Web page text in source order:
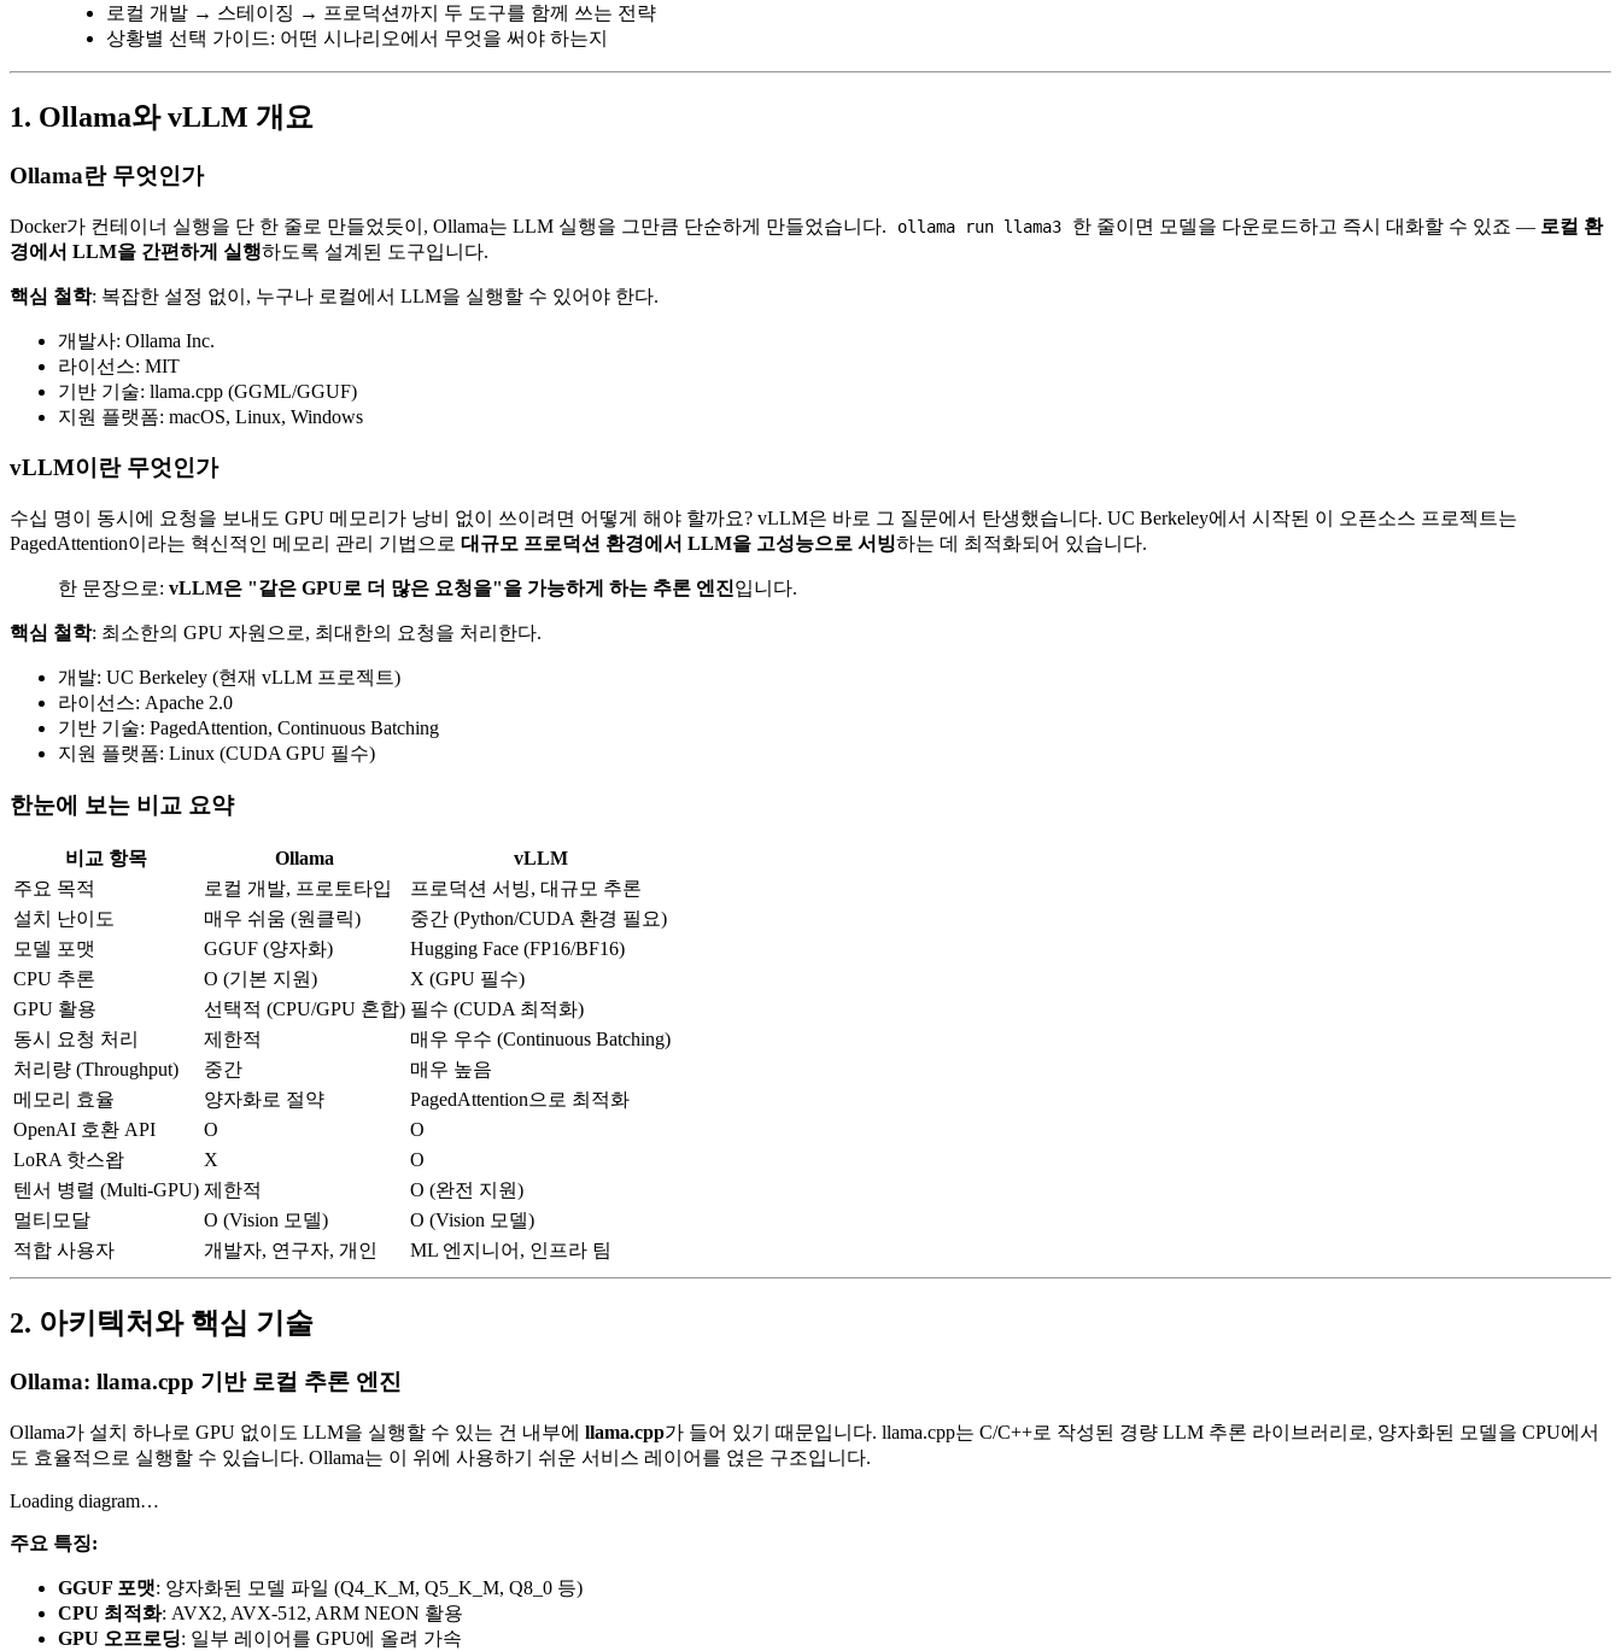
로컬 개발 → 스테이징 → 프로덕션까지 두 도구를 함께 쓰는 전략
상황별 선택 가이드: 어떤 시나리오에서 무엇을 써야 하는지
1. Ollama와 vLLM 개요
Ollama란 무엇인가
Docker가 컨테이너 실행을 단 한 줄로 만들었듯이, Ollama는 LLM 실행을 그만큼 단순하게 만들었습니다. ollama run llama3 한 줄이면 모델을 다운로드하고 즉시 대화할 수 있죠 — 로컬 환
경에서 LLM을 간편하게 실행하도록 설계된 도구입니다.
핵심 철학: 복잡한 설정 없이, 누구나 로컬에서 LLM을 실행할 수 있어야 한다.
개발사: Ollama Inc.
라이선스: MIT
기반 기술: llama.cpp (GGML/GGUF)
지원 플랫폼: macOS, Linux, Windows
vLLM이란 무엇인가
수십 명이 동시에 요청을 보내도 GPU 메모리가 낭비 없이 쓰이려면 어떻게 해야 할까요? vLLM은 바로 그 질문에서 탄생했습니다. UC Berkeley에서 시작된 이 오픈소스 프로젝트는
PagedAttention이라는 혁신적인 메모리 관리 기법으로 대규모 프로덕션 환경에서 LLM을 고성능으로 서빙하는 데 최적화되어 있습니다.
한 문장으로: vLLM은 "같은 GPU로 더 많은 요청을"을 가능하게 하는 추론 엔진입니다.
핵심 철학: 최소한의 GPU 자원으로, 최대한의 요청을 처리한다.
개발: UC Berkeley (현재 vLLM 프로젝트)
라이선스: Apache 2.0
기반 기술: PagedAttention, Continuous Batching
지원 플랫폼: Linux (CUDA GPU 필수)
한눈에 보는 비교 요약
비교 항목 Ollama
vLLM
주요 목적
로컬 개발, 프로토타입
프로덕션 서빙, 대규모 추론
설치 난이도
매우 쉬움 (원클릭)
중간 (Python/CUDA 환경 필요)
모델 포맷
GGUF (양자화)
Hugging Face (FP16/BF16)
CPU 추론
O (기본 지원)
X (GPU 필수)
GPU 활용
선택적 (CPU/GPU 혼합) 필수 (CUDA 최적화)
동시 요청 처리
제한적
매우 우수 (Continuous Batching)
처리량 (Throughput)
중간
매우 높음
메모리 효율
양자화로 절약
PagedAttention으로 최적화
OpenAI 호환 API
O
O
LoRA 핫스왑
X
O
텐서 병렬 (Multi-GPU) 제한적
O (완전 지원)
멀티모달
O (Vision 모델)
O (Vision 모델)
적합 사용자
개발자, 연구자, 개인 ML 엔지니어, 인프라 팀
2. 아키텍처와 핵심 기술
Ollama: llama.cpp 기반 로컬 추론 엔진
Ollama가 설치 하나로 GPU 없이도 LLM을 실행할 수 있는 건 내부에 llama.cpp가 들어 있기 때문입니다. llama.cpp는 C/C++로 작성된 경량 LLM 추론 라이브러리로, 양자화된 모델을 CPU에서
도 효율적으로 실행할 수 있습니다. Ollama는 이 위에 사용하기 쉬운 서비스 레이어를 얹은 구조입니다.
Loading diagram…
주요 특징:
GGUF 포맷: 양자화된 모델 파일 (Q4_K_M, Q5_K_M, Q8_0 등)
CPU 최적화: AVX2, AVX-512, ARM NEON 활용
GPU 오프로딩: 일부 레이어를 GPU에 올려 가속